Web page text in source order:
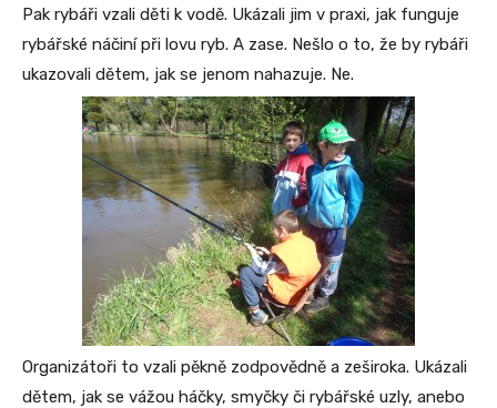
Pak rybáři vzali děti k vodě. Ukázali jim v praxi, jak funguje
rybářské náčiní při lovu ryb. A zase. Nešlo o to, že by rybáři
ukazovali dětem, jak se jenom nahazuje. Ne.
Organizátoři to vzali pěkně zodpovědně a zeširoka. Ukázali
dětem, jak se vážou háčky, smyčky či rybářské uzly, anebo